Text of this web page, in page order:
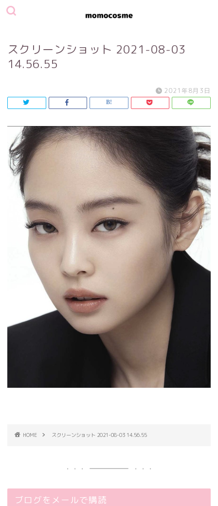
スクリーンショット 2021-08-03
14.56.55
2021年8月3日
HOME スクリーンショット 2021-08-03 14.56.55
ブログをメールで購読